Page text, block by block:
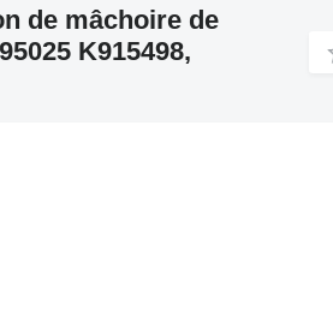
de mâchoire de
K915498,